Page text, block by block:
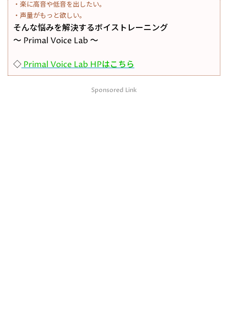
・楽に高音や低音を出したい。
・声量がもっと欲しい。
そんな悩みを解決するボイストレーニング
～ Primal Voice Lab ～
◇ Primal Voice Lab HPはこちら
Sponsored Link